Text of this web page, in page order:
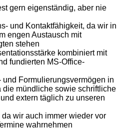
gern eigenständig, aber nie
und Kontaktfähigkeit, da wir in
engen Austausch mit
stehen
kombiniert mit
fundierten MS-Office-
und Formulierungsvermögen in
die mündliche sowie schriftliche
extern täglich zu unseren
wir auch immer wieder vor
wahrnehmen